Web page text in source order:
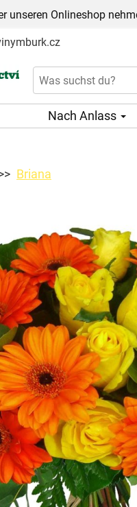
unseren Onlineshop
Nach Anlass
Briana